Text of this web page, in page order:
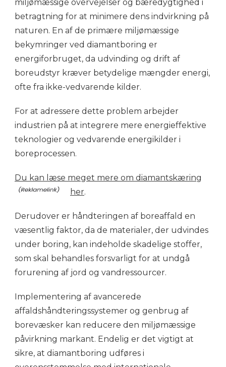
miljømæssige overvejelser og bæredygtighed i
betragtning for at minimere dens indvirkning på
naturen. En af de primære miljømæssige
bekymringer ved diamantboring er
energiforbruget, da udvinding og drift af
boreudstyr kræver betydelige mængder energi,
ofte fra ikke-vedvarende kilder.
For at adressere dette problem arbejder
industrien på at integrere mere energieffektive
teknologier og vedvarende energikilder i
boreprocessen.
Du kan læse meget mere om diamantskæring
her.
Derudover er håndteringen af boreaffald en
væsentlig faktor, da de materialer, der udvindes
under boring, kan indeholde skadelige stoffer,
som skal behandles forsvarligt for at undgå
forurening af jord og vandressourcer.
Implementering af avancerede
affaldshåndteringssystemer og genbrug af
borevæsker kan reducere den miljømæssige
påvirkning markant. Endelig er det vigtigt at
sikre, at diamantboring udføres i